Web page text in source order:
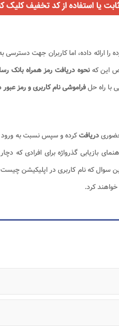
ارائه داده، اما کاربران جهت دسترسی
این کهنحوه دریافت رمز همراه بانک
با راه حلفراموشی نام کاربری و رمز
حضوریدریافتکرده و سپس نسبت به ورود
بازیابی گذرواژه برای افرادی که
سوال که نام کاربری در اپلیکیشن
کرد.